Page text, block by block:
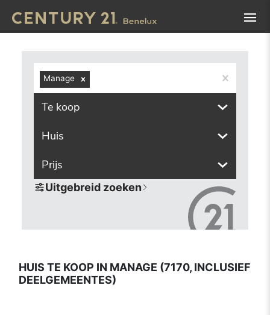
Manage
Te koop
Huis
Prijs
Uitgebreid zoeken
HUIS TE KOOP IN MANAGE (7170, INCLUSIEF
DEELGEMEENTES)